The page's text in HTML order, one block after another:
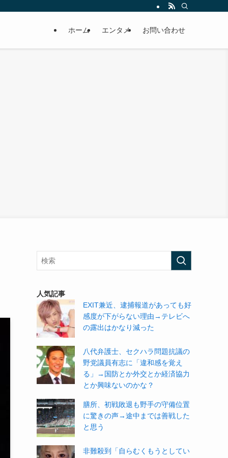
ホーム エンタメ お問い合わせ
人気記事
EXIT兼近、逮捕報道があっても好
感度が下がらない理由→テレビへ
の露出はかなり減った
八代弁護士、セクハラ問題抗議の
野党議員有志に「違和感を覚え
る」→国防とか外交とか経済協力
とか興味ないのかな？
膳所、初戦敗退も野手の守備位置
に驚きの声→途中までは善戦した
と思う
非難殺到「自らむくもうとしてい